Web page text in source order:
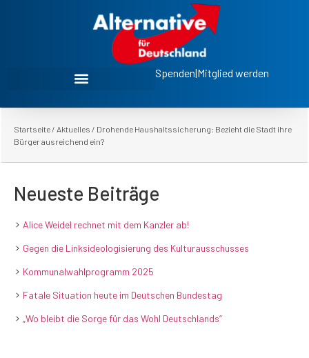
Spenden|Mitglied werden
Startseite / Aktuelles / Drohende Haushaltssicherung: Bezieht die Stadt ihre
Bürger ausreichend ein?
Neueste Beiträge
Alice Weidel rechnet mit dem Kanzler ab!
Gegen die Linksideologisierung des Kulturausschusses
Kommunalwahlprogramm 2025
Fatale Situation heute im Deutschen Bundestag
„Wo bleibt die Sorge für das Wohl Deutschlands“